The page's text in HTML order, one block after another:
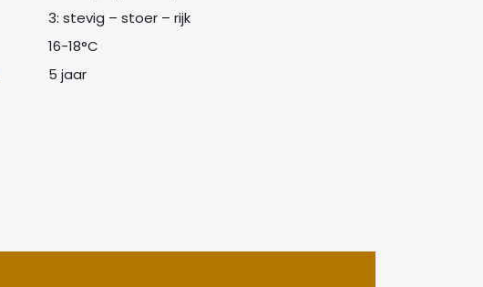
3: stevig – stoer – rijk
16-18°C
5 jaar